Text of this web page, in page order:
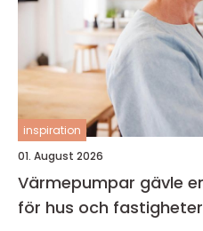
inspiration
01. August 2026
Värmepumpar gävle energieffektiv värme
för hus och fastigheter